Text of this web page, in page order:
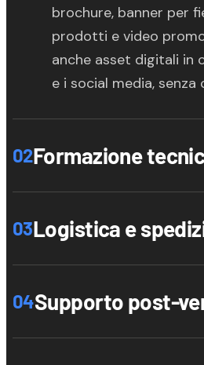
brochure, banner per
prodotti e video
anche asset digitali in
e i social media,
02Formazione
03Logistica e
04Supporto post-